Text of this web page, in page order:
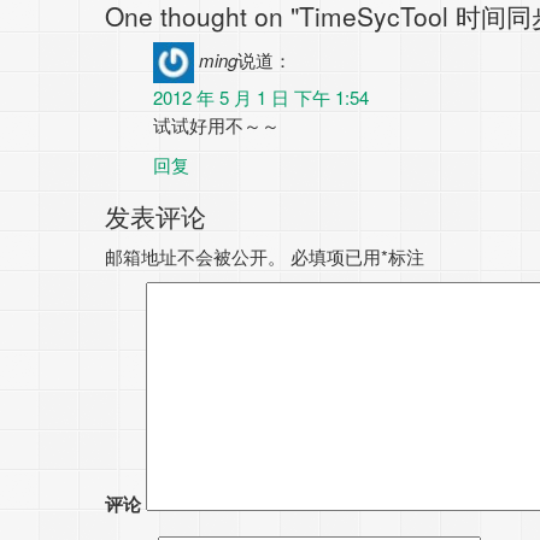
One thought on "TimeSycTool 时间同
ming说道：
2012 年 5 月 1 日 下午 1:54
试试好用不～～
回复
发表评论
邮箱地址不会被公开。 必填项已用*标注
评论